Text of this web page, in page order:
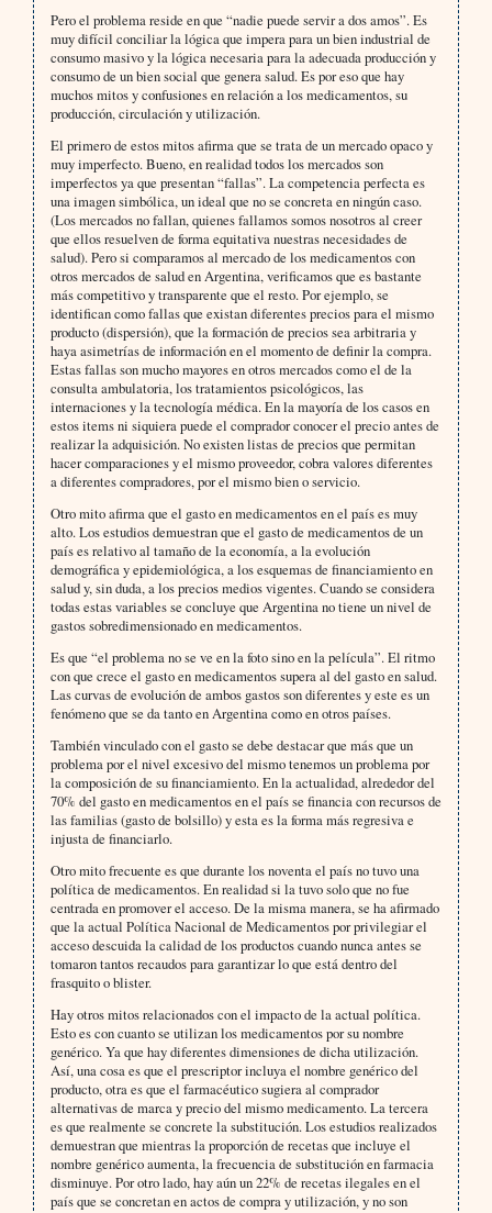
Pero el problema reside en que “nadie puede servir a dos amos”. Es
muy difícil conciliar la lógica que impera para un bien industrial de
consumo masivo y la lógica necesaria para la adecuada producción y
consumo de un bien social que genera salud. Es por eso que hay
muchos mitos y confusiones en relación a los medicamentos, su
producción, circulación y utilización.
El primero de estos mitos afirma que se trata de un mercado opaco y
muy imperfecto. Bueno, en realidad todos los mercados son
imperfectos ya que presentan “fallas”. La competencia perfecta es
una imagen simbólica, un ideal que no se concreta en ningún caso.
(Los mercados no fallan, quienes fallamos somos nosotros al creer
que ellos resuelven de forma equitativa nuestras necesidades de
salud). Pero si comparamos al mercado de los medicamentos con
otros mercados de salud en Argentina, verificamos que es bastante
más competitivo y transparente que el resto. Por ejemplo, se
identifican como fallas que existan diferentes precios para el mismo
producto (dispersión), que la formación de precios sea arbitraria y
haya asimetrías de información en el momento de definir la compra.
Estas fallas son mucho mayores en otros mercados como el de la
consulta ambulatoria, los tratamientos psicológicos, las
internaciones y la tecnología médica. En la mayoría de los casos en
estos items ni siquiera puede el comprador conocer el precio antes de
realizar la adquisición. No existen listas de precios que permitan
hacer comparaciones y el mismo proveedor, cobra valores diferentes
a diferentes compradores, por el mismo bien o servicio.
Otro mito afirma que el gasto en medicamentos en el país es muy
alto. Los estudios demuestran que el gasto de medicamentos de un
país es relativo al tamaño de la economía, a la evolución
demográfica y epidemiológica, a los esquemas de financiamiento en
salud y, sin duda, a los precios medios vigentes. Cuando se considera
todas estas variables se concluye que Argentina no tiene un nivel de
gastos sobredimensionado en medicamentos.
Es que “el problema no se ve en la foto sino en la película”. El ritmo
con que crece el gasto en medicamentos supera al del gasto en salud.
Las curvas de evolución de ambos gastos son diferentes y este es un
fenómeno que se da tanto en Argentina como en otros países.
También vinculado con el gasto se debe destacar que más que un
problema por el nivel excesivo del mismo tenemos un problema por
la composición de su financiamiento. En la actualidad, alrededor del
70% del gasto en medicamentos en el país se financia con recursos de
las familias (gasto de bolsillo) y esta es la forma más regresiva e
injusta de financiarlo.
Otro mito frecuente es que durante los noventa el país no tuvo una
política de medicamentos. En realidad si la tuvo solo que no fue
centrada en promover el acceso. De la misma manera, se ha afirmado
que la actual Política Nacional de Medicamentos por privilegiar el
acceso descuida la calidad de los productos cuando nunca antes se
tomaron tantos recaudos para garantizar lo que está dentro del
frasquito o blister.
Hay otros mitos relacionados con el impacto de la actual política.
Esto es con cuanto se utilizan los medicamentos por su nombre
genérico. Ya que hay diferentes dimensiones de dicha utilización.
Así, una cosa es que el prescriptor incluya el nombre genérico del
producto, otra es que el farmacéutico sugiera al comprador
alternativas de marca y precio del mismo medicamento. La tercera
es que realmente se concrete la substitución. Los estudios realizados
demuestran que mientras la proporción de recetas que incluye el
nombre genérico aumenta, la frecuencia de substitución en farmacia
disminuye. Por otro lado, hay aún un 22% de recetas ilegales en el
país que se concretan en actos de compra y utilización, y no son